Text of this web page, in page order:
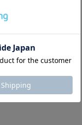
性があり、軽い素材感です。ま
うな柔らかい風合いを出してい